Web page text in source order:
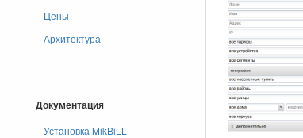
Цены
Архитектура
Документация
Установка MikBiLL